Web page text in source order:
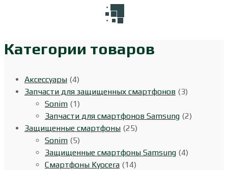
Категории товаров
Аксессуары (4)
Запчасти для защищенных смартфонов (3)
Sonim (1)
Запчасти для смартфонов Samsung (2)
Защищенные смартфоны (25)
Sonim (5)
Защищенные смартфоны Samsung (4)
Смартфоны Kyocera (14)